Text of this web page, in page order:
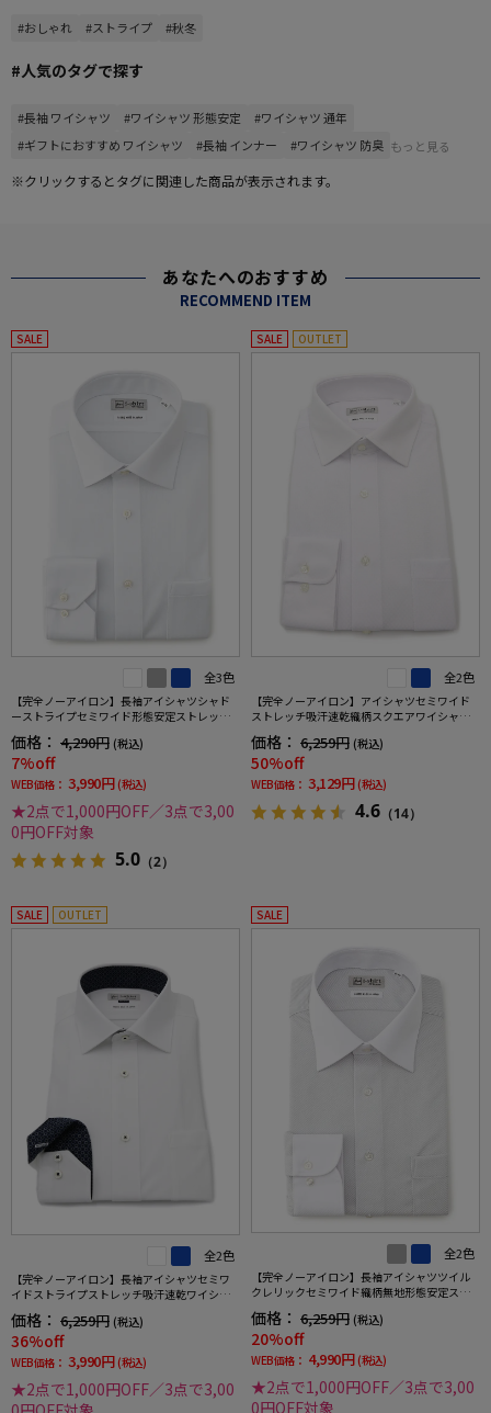
#おしゃれ #ストライプ #秋冬
#人気のタグで探す
#長袖 ワイシャツ #ワイシャツ 形態安定
#ワイシャツ 通年
#ギフトにおすすめ ワイシャツ
#長袖 インナー #ワイシャツ 防臭 もっと見る
※クリックするとタグに関連した商品が表示されます。
あなたへのおすすめ
RECOMMEND ITEM
SALE
全3色
【完全ノーアイロン】長袖アイシャツシャド
ーストライプセミワイド形態安定ストレッチ
吸汗速乾ワイシャツ通年
価格： 4,290円 (税込)
7%off
WEB価格： 3,990円 (税込)
★2点で1,000円OFF／3点で3,00
0円OFF対象
5.0 （2）
SALE OUTLET
全2色
【完全ノーアイロン】アイシャツセミワイド
ストレッチ吸汗速乾織柄スクエアワイシャツi-
shirt通年
価格： 6,259円 (税込)
50%off
WEB価格： 3,129円 (税込)
4.6 （14）
SALE OUTLET
全2色
【完全ノーアイロン】長袖アイシャツセミワ
イドストライプストレッチ吸汗速乾ワイシャ
ツi-shirt通年
価格： 6,259円 (税込)
36%off
WEB価格： 3,990円 (税込)
★2点で1,000円OFF／3点で3,00
SALE
全2色
【完全ノーアイロン】長袖アイシャツツイル
クレリックセミワイド織柄無地形態安定スト
レッチ吸汗速乾ニット素材ワイシャツ通年
価格： 6,259円 (税込)
20%off
WEB価格： 4,990円 (税込)
★2点で1,000円OFF／3点で3,00
0円OFF対象